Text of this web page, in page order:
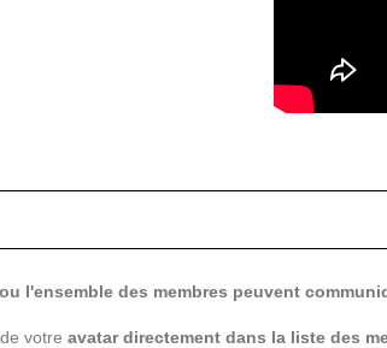
l'ensemble des membres peuvent
votre avatar directement dans la liste des